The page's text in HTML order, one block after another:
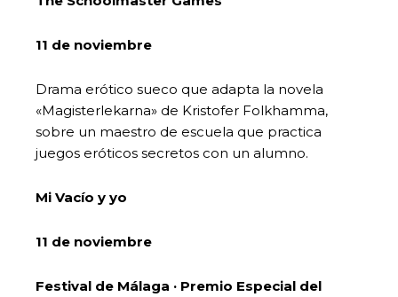
11 de noviembre
Drama erótico sueco que adapta la novela
«Magisterlekarna» de Kristofer Folkhamma,
sobre un maestro de escuela que practica
juegos eróticos secretos con un alumno.
Mi Vacío y yo
11 de noviembre
Festival de Málaga · Premio Especial del